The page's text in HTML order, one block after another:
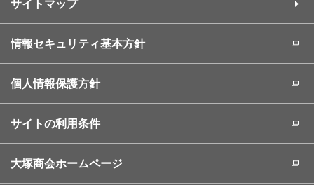
サイトマップ
情報セキュリティ基本方針
個人情報保護方針
サイトの利用条件
大塚商会ホームページ